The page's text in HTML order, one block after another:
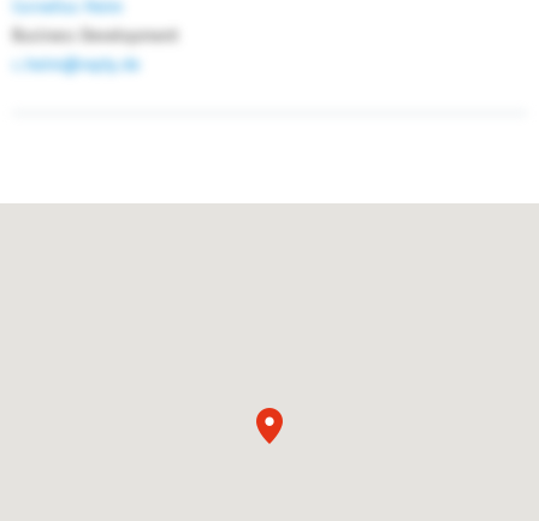
Cornelius Heim
Business Development
c.heim@reply.de